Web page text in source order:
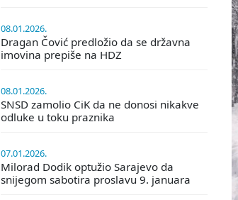
08.01.2026.
Dragan Čović predložio da se državna
imovina prepiše na HDZ
08.01.2026.
SNSD zamolio CiK da ne donosi nikakve
odluke u toku praznika
07.01.2026.
Milorad Dodik optužio Sarajevo da
snijegom sabotira proslavu 9. januara